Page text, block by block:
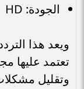
الجودة: HD
ويعد هذا
وتقليل